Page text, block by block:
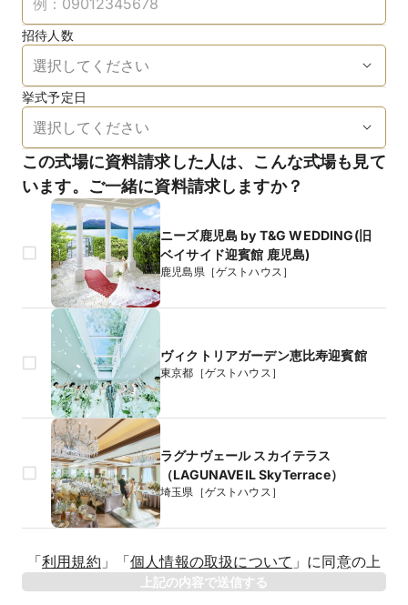
招待人数
挙式予定日
この式場に資料請求した人は、こんな式場も見て
います。ご一緒に資料請求しますか？
ニーズ鹿児島 by T&G WEDDING(旧
ベイサイド迎賓館 鹿児島)
鹿児島県［ゲストハウス］
ヴィクトリアガーデン恵比寿迎賓館
東京都［ゲストハウス］
ラグナヴェール スカイテラス
（LAGUNAVEIL SkyTerrace）
埼玉県［ゲストハウス］
年
「利用規約 」 「個人情報の取扱について 」 に同意の上
上記の内容で送信する